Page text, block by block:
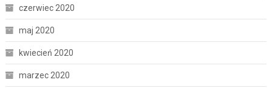
czerwiec 2020
maj 2020
kwiecień 2020
marzec 2020